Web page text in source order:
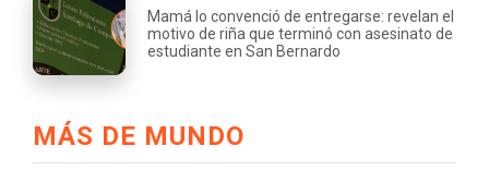
Mamá lo convenció de entregarse: revelan el
motivo de riña que terminó con asesinato de
estudiante en San Bernardo
MÁS DE MUNDO